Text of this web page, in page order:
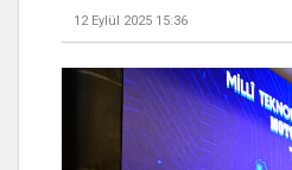
12 Eylül 2025 15:36